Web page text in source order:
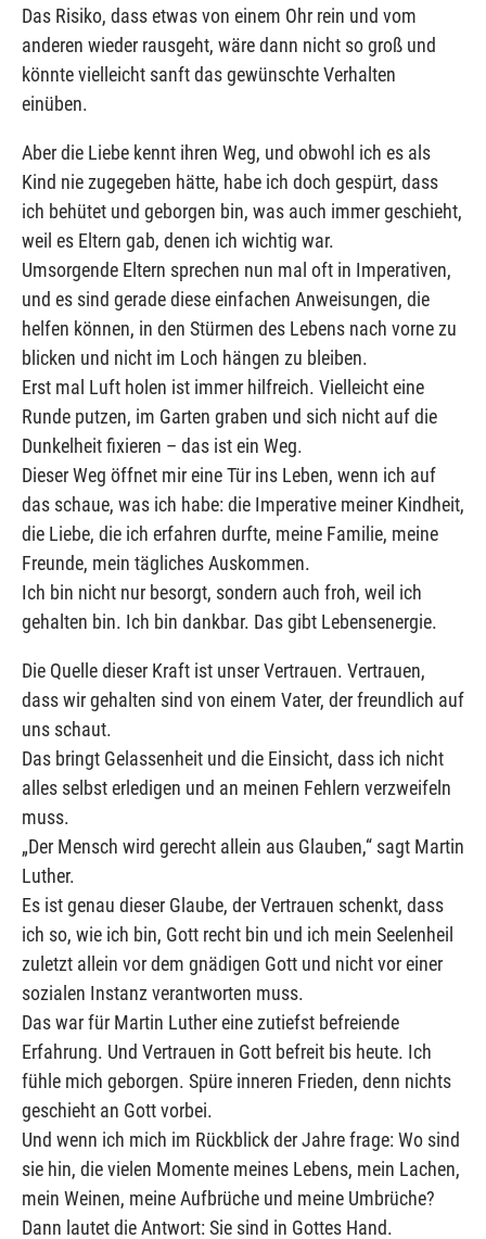
Das Risiko, dass etwas von einem Ohr rein und vom
anderen wieder rausgeht, wäre dann nicht so groß und
könnte vielleicht sanft das gewünschte Verhalten
einüben.
Aber die Liebe kennt ihren Weg, und obwohl ich es als
Kind nie zugegeben hätte, habe ich doch gespürt, dass
ich behütet und geborgen bin, was auch immer geschieht,
weil es Eltern gab, denen ich wichtig war.
Umsorgende Eltern sprechen nun mal oft in Imperativen,
und es sind gerade diese einfachen Anweisungen, die
helfen können, in den Stürmen des Lebens nach vorne zu
blicken und nicht im Loch hängen zu bleiben.
Erst mal Luft holen ist immer hilfreich. Vielleicht eine
Runde putzen, im Garten graben und sich nicht auf die
Dunkelheit fixieren – das ist ein Weg.
Dieser Weg öffnet mir eine Tür ins Leben, wenn ich auf
das schaue, was ich habe: die Imperative meiner Kindheit,
die Liebe, die ich erfahren durfte, meine Familie, meine
Freunde, mein tägliches Auskommen.
Ich bin nicht nur besorgt, sondern auch froh, weil ich
gehalten bin. Ich bin dankbar. Das gibt Lebensenergie.
Die Quelle dieser Kraft ist unser Vertrauen. Vertrauen,
dass wir gehalten sind von einem Vater, der freundlich auf
uns schaut.
Das bringt Gelassenheit und die Einsicht, dass ich nicht
alles selbst erledigen und an meinen Fehlern verzweifeln
muss.
„Der Mensch wird gerecht allein aus Glauben,“ sagt Martin
Luther.
Es ist genau dieser Glaube, der Vertrauen schenkt, dass
ich so, wie ich bin, Gott recht bin und ich mein Seelenheil
zuletzt allein vor dem gnädigen Gott und nicht vor einer
sozialen Instanz verantworten muss.
Das war für Martin Luther eine zutiefst befreiende
Erfahrung. Und Vertrauen in Gott befreit bis heute. Ich
fühle mich geborgen. Spüre inneren Frieden, denn nichts
geschieht an Gott vorbei.
Und wenn ich mich im Rückblick der Jahre frage: Wo sind
sie hin, die vielen Momente meines Lebens, mein Lachen,
mein Weinen, meine Aufbrüche und meine Umbrüche?
Dann lautet die Antwort: Sie sind in Gottes Hand.